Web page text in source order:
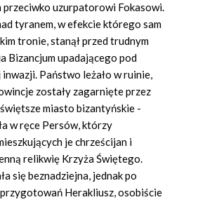
przeciwko uzurpatorowi Fokasowi.
tyranem, w efekcie którego sam
tronie, stanął przed trudnym
Bizancjum upadającego pod
Państwo leżało w ruinie,
zostały zagarnięte przez
miasto bizantyńskie -
w ręce Persów, którzy
je chrześcijan i
relikwię Krzyża Świętego.
się beznadziejna, jednak po
Herakliusz, osobiście